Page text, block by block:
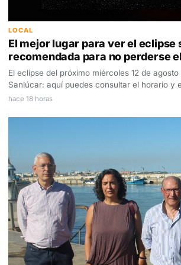
LOCAL
El mejor lugar para ver el eclipse
recomendada para no perderse
El eclipse del próximo miércoles 12 de
Sanlúcar: aquí puedes consultar el horario y
hace 18 horas